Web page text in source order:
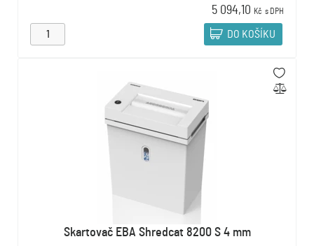
5 094,10 Kč s DPH
DO KOŠÍKU
Skartovač EBA Shredcat 8200 S 4 mm